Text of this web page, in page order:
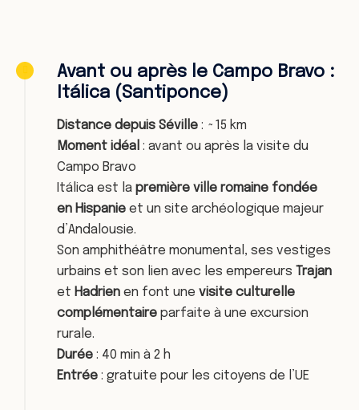
Avant ou après le Campo Bravo :
Itálica (Santiponce)
Distance depuis Séville: ~15 km
Moment idéal : avant ou après la visite du
Campo Bravo
Itálica est la première ville romaine fondée
en Hispanieet un site archéologique majeur
d’Andalousie.
Son amphithéâtre monumental, ses vestiges
urbains et son lien avec les empereurs Trajan
et Hadrienen font une visite culturelle
complémentaireparfaite à une excursion
rurale.
Durée: 40 min à 2 h
Entrée: gratuite pour les citoyens de l’UE